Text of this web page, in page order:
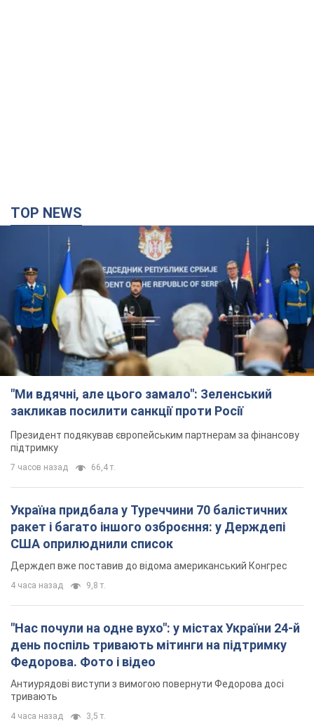
TOP NEWS
"Ми вдячні, але цього замало": Зеленський
закликав посилити санкції проти Росії
Президент подякував європейським партнерам за фінансову
підтримку
7 часов назад 66,4 т.
Україна придбала у Туреччини 70 балістичних
ракет і багато іншого озброєння: у Держдепі
США оприлюднили список
Держдеп вже поставив до відома американський Конгрес
4 часа назад 9,8 т.
"Нас почули на одне вухо": у містах України 24-й
день поспіль тривають мітинги на підтримку
Федорова. Фото і відео
Антиурядові виступи з вимогою повернути Федорова досі
тривають
4 часа назад 3,5 т.